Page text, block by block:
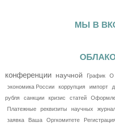
МЫ В
конференции научной График О
экономика России
коррупция импорт
рубля
санкции кризис статей
Платежные
реквизиты научных
заявка
Ваша Оргкомитете